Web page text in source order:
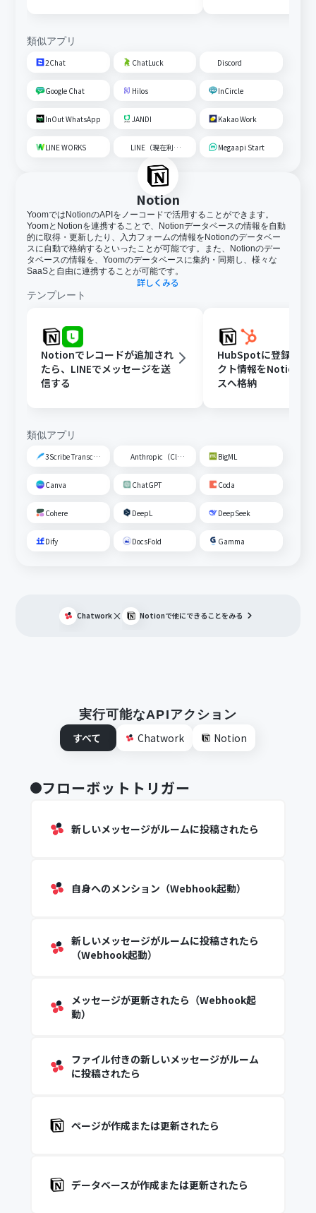
類似アプリ
2Chat ChatLuck Discord
Google Chat Hilos InCircle
InOut WhatsApp JANDI Kakao Work
LINE WORKS LINE（現在利用不可） Megaapi Start
Notion
YoomではNotionのAPIをノーコードで活用することができます。
YoomとNotionを連携することで、Notionデータベースの情報を自動
的に取得・更新したり、入力フォームの情報をNotionのデータベー
スに自動で格納するといったことが可能です。また、Notionのデー
タベースの情報を、Yoomのデータベースに集約・同期し、様々な
SaaSと自由に連携することが可能です。
詳しくみる
テンプレート
Notionでレコードが追加され
たら、LINEでメッセージを送
信する
HubSpotに登録され
クト情報をNotionデ
スへ格納
類似アプリ
3Scribe Transcription Anthropic（Claude） BigML
Canva ChatGPT Coda
Cohere DeepL DeepSeek
Dify DocsFold Gamma
Chatwork× Notionで他にできることをみる
実行可能なAPIアクション
すべて
Chatwork Notion
フローボットトリガー
新しいメッセージがルームに投稿されたら
自身へのメンション（Webhook起動）
新しいメッセージがルームに投稿されたら
（Webhook起動）
メッセージが更新されたら（Webhook起
動）
ファイル付きの新しいメッセージがルーム
に投稿されたら
ページが作成または更新されたら
データベースが作成または更新されたら